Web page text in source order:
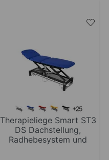
Therapieliege Smart ST3
DS Dachstellung,
Radhebesystem und